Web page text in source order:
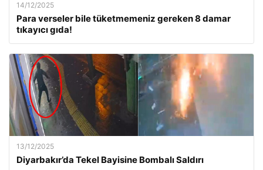
14/12/2025
Para verseler bile tüketmemeniz gereken 8 damar
tıkayıcı gıda!
13/12/2025
Diyarbakır’da Tekel Bayisine Bombalı Saldırı